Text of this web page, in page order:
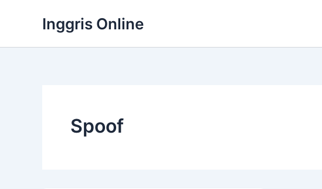
Inggris Online
Spoof